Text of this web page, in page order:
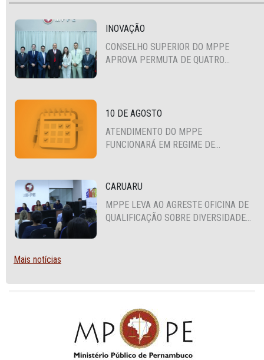
INOVAÇÃO
CONSELHO SUPERIOR DO MPPE
APROVA PERMUTA DE QUATRO
10 DE AGOSTO
ATENDIMENTO DO MPPE
FUNCIONARÁ EM REGIME DE
CARUARU
MPPE LEVA AO AGRESTE OFICINA DE
QUALIFICAÇÃO SOBRE DIVERSIDADE
Mais notícias